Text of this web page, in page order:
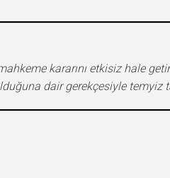
kararını etkisiz hale
dair gerekçesiyle temyiz